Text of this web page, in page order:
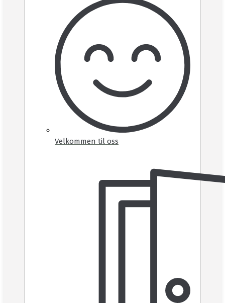
Velkommen til oss